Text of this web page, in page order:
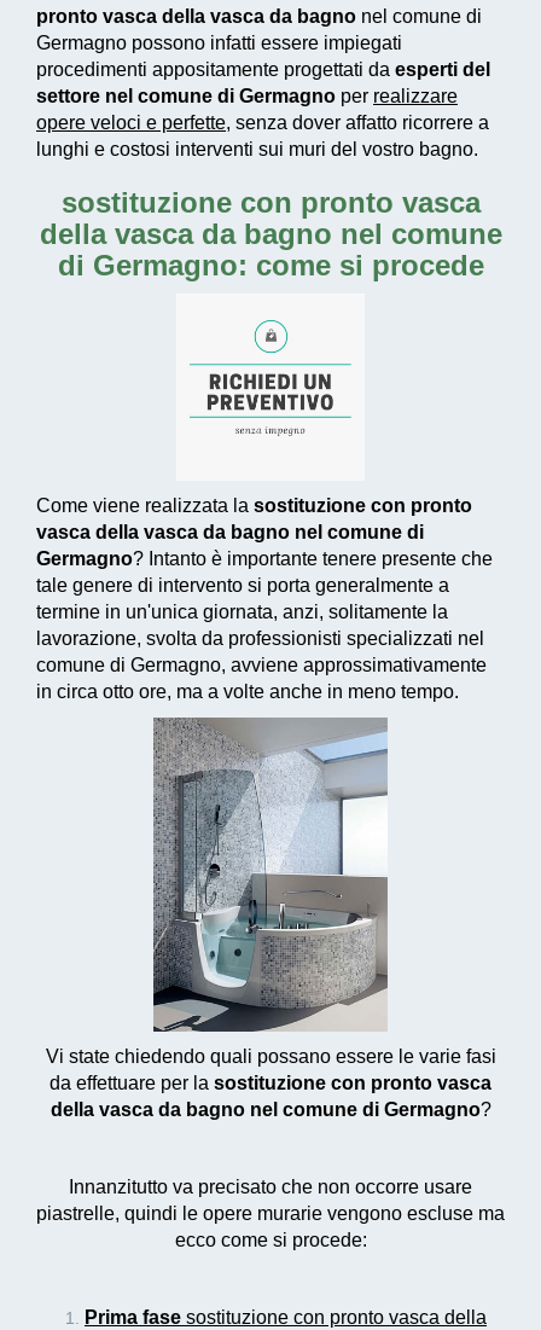
pronto vasca della vasca da bagno nel comune di
Germagno possono infatti essere impiegati
procedimenti appositamente progettati da esperti del
settore nel comune di Germagno per realizzare
opere veloci e perfette, senza dover affatto ricorrere a
lunghi e costosi interventi sui muri del vostro bagno.
sostituzione con pronto vasca
della vasca da bagno nel comune
di Germagno: come si procede
Come viene realizzata la sostituzione con pronto
vasca della vasca da bagno nel comune di
Germagno? Intanto è importante tenere presente che
tale genere di intervento si porta generalmente a
termine in un'unica giornata, anzi, solitamente la
lavorazione, svolta da professionisti specializzati nel
comune di Germagno, avviene approssimativamente
in circa otto ore, ma a volte anche in meno tempo.
Vi state chiedendo quali possano essere le varie fasi
da effettuare per la sostituzione con pronto vasca
della vasca da bagno nel comune di Germagno?
Innanzitutto va precisato che non occorre usare
piastrelle, quindi le opere murarie vengono escluse ma
ecco come si procede:
Prima fase sostituzione con pronto vasca della